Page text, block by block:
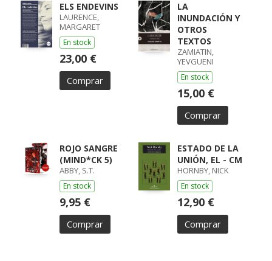
ELS ENDEVINS
LAURENCE,
MARGARET
En stock
23,00 €
Comprar
LA
INUNDACIÓN Y
OTROS
TEXTOS
ZAMIATIN,
YEVGUENI
En stock
15,00 €
Comprar
ROJO SANGRE
(MIND*CK 5)
ABBY, S.T.
En stock
9,95 €
Comprar
ESTADO DE LA
UNIÓN, EL - CM
HORNBY, NICK
En stock
12,90 €
Comprar